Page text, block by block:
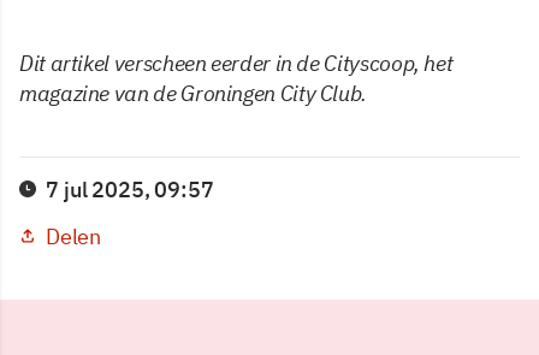
Dit artikel verscheen eerder in de Cityscoop, het
magazine van de Groningen City Club.
7 jul 2025, 09:57
Delen